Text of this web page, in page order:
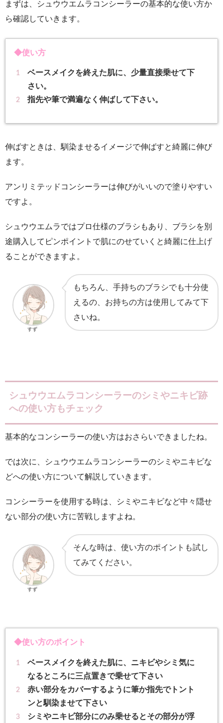
まずは、シュウウエムラコンシーラーの基本的な使い方か
ら確認していきます。
◆使い方
ベースメイクを終えた肌に、少量直接乗せて下
さい。
指先や筆で満遍なく伸ばして下さい。
伸ばすときは、馴染ませるイメージで伸ばすと綺麗に伸び
ます。
アンリミテッドコンシーラーは伸びがいいので塗りやすい
ですよ。
シュウウエムラではプロ仕様のブラシもあり、ブラシを別
途購入してピンポイントで肌にのせていくと綺麗に仕上げ
ることができますよ。
もちろん、手持ちのブラシでも十分使
えるの、お持ちの方は使用してみて下
さいね。
すず
シュウウエムラコンシーラーのシミやニキビ跡
への使い方もチェック
基本的なコンシーラーの使い方はおさらいできましたね。
では次に、シュウウエムラコンシーラーのシミやニキビな
どへの使い方について解説していきます。
コンシーラーを使用する時は、シミやニキビなど中々隠せ
ない部分の使い方に苦戦しますよね。
そんな時は、使い方のポイントも試し
てみてください。
すず
◆使い方のポイント
ベースメイクを終えた肌に、ニキビやシミ気に
なるところに三点置きで乗せて下さい
赤い部分をカバーするように筆か指先でトント
ンと馴染ませて下さい
シミやニキビ部分にのみ乗せるとその部分が浮